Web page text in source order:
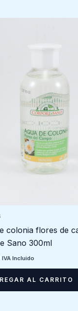
colonia flores de
Sano 300ml
IVA Incluido
AL CARRITO